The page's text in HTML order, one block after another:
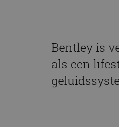
Bentley is
als een